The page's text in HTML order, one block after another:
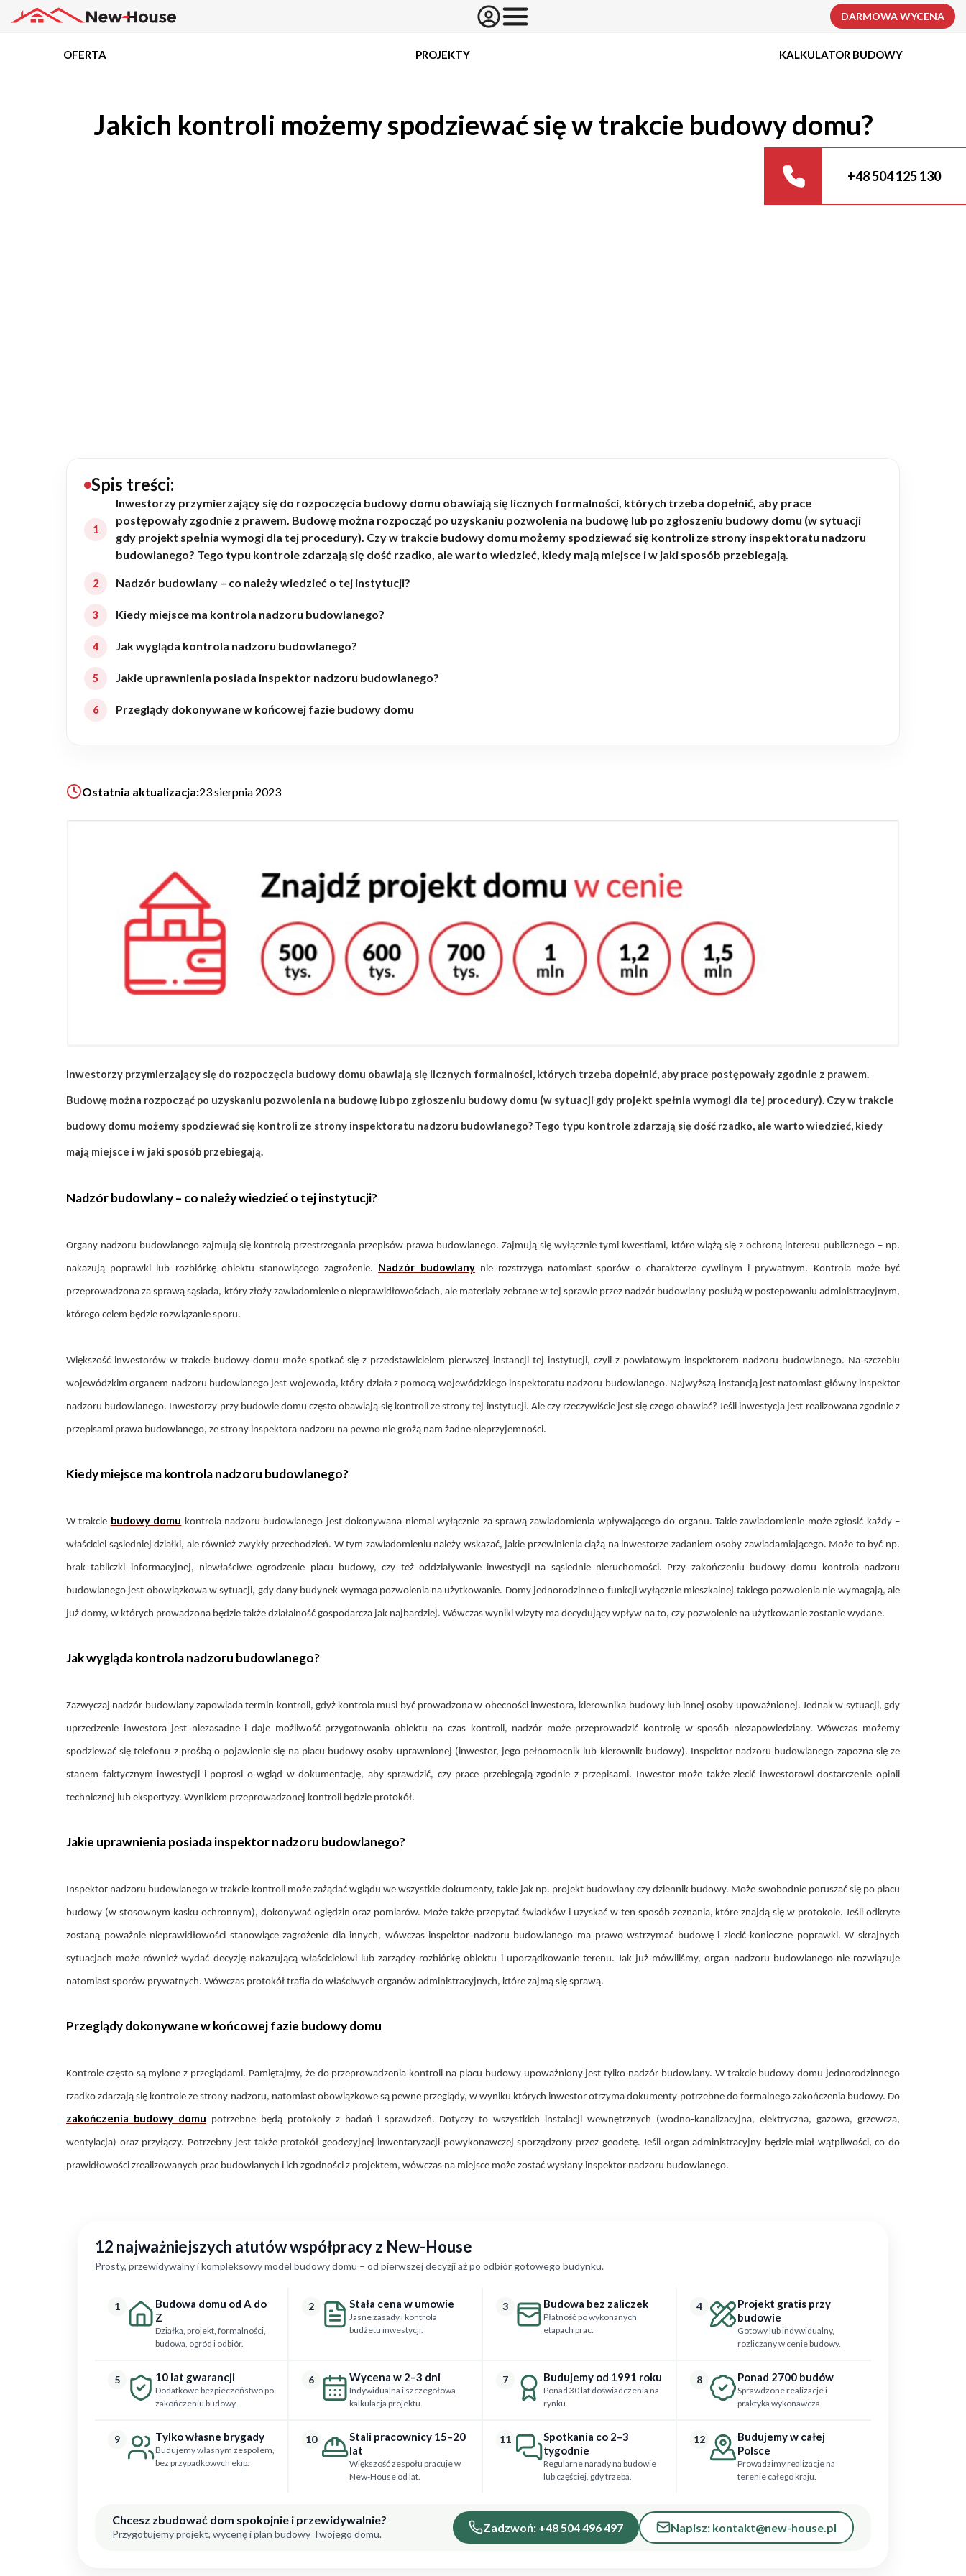
Rezydencje
Rozbudowa
Remonty
Budynki biurowe
Realizacje
Referencje
Ogrody
KALKULATOR BUDOWY
ZAPISZ SIĘ
DARMOWA WYCENA
OFERTA PROJEKTY KALKULATOR BUDOWY
Jakich kontroli możemy spodziewać się w trakcie budowy domu?
+48 504 125 130
Spis treści:
Inwestorzy przymierzający się do rozpoczęcia budowy domu obawiają się licznych formalności, których trzeba dopełnić, aby prace
postępowały zgodnie z prawem. Budowę można rozpocząć po uzyskaniu pozwolenia na budowę lub po zgłoszeniu budowy domu (w sytuacji
gdy projekt spełnia wymogi dla tej procedury). Czy w trakcie budowy domu możemy spodziewać się kontroli ze strony inspektoratu nadzoru
budowlanego? Tego typu kontrole zdarzają się dość rzadko, ale warto wiedzieć, kiedy mają miejsce i w jaki sposób przebiegają.
Nadzór budowlany – co należy wiedzieć o tej instytucji?
Kiedy miejsce ma kontrola nadzoru budowlanego?
Jak wygląda kontrola nadzoru budowlanego?
Jakie uprawnienia posiada inspektor nadzoru budowlanego?
Przeglądy dokonywane w końcowej fazie budowy domu
Ostatnia aktualizacja:23 sierpnia 2023
Inwestorzy przymierzający się do rozpoczęcia budowy domu obawiają się licznych formalności, których trzeba dopełnić, aby prace postępowały zgodnie z prawem.
Budowę można rozpocząć po uzyskaniu pozwolenia na budowę lub po zgłoszeniu budowy domu (w sytuacji gdy projekt spełnia wymogi dla tej procedury). Czy w trakcie
budowy domu możemy spodziewać się kontroli ze strony inspektoratu nadzoru budowlanego? Tego typu kontrole zdarzają się dość rzadko, ale warto wiedzieć, kiedy
mają miejsce i w jaki sposób przebiegają.
Nadzór budowlany – co należy wiedzieć o tej instytucji?
Organy nadzoru budowlanego zajmują się kontrolą przestrzegania przepisów prawa budowlanego. Zajmują się wyłącznie tymi kwestiami, które wiążą się z ochroną interesu publicznego – np.
nakazują poprawki lub rozbiórkę obiektu stanowiącego zagrożenie. Nadzór budowlanynie rozstrzyga natomiast sporów o charakterze cywilnym i prywatnym. Kontrola może być
przeprowadzona za sprawą sąsiada, który złoży zawiadomienie o nieprawidłowościach, ale materiały zebrane w tej sprawie przez nadzór budowlany posłużą w postepowaniu administracyjnym,
którego celem będzie rozwiązanie sporu.
Większość inwestorów w trakcie budowy domu może spotkać się z przedstawicielem pierwszej instancji tej instytucji, czyli z powiatowym inspektorem nadzoru budowlanego. Na szczeblu
wojewódzkim organem nadzoru budowlanego jest wojewoda, który działa z pomocą wojewódzkiego inspektoratu nadzoru budowlanego. Najwyższą instancją jest natomiast główny inspektor
nadzoru budowlanego. Inwestorzy przy budowie domu często obawiają się kontroli ze strony tej instytucji. Ale czy rzeczywiście jest się czego obawiać? Jeśli inwestycja jest realizowana zgodnie z
przepisami prawa budowlanego, ze strony inspektora nadzoru na pewno nie grożą nam żadne nieprzyjemności.
Kiedy miejsce ma kontrola nadzoru budowlanego?
W trakcie budowy domu kontrola nadzoru budowlanego jest dokonywana niemal wyłącznie za sprawą zawiadomienia wpływającego do organu. Takie zawiadomienie może zgłosić każdy –
właściciel sąsiedniej działki, ale również zwykły przechodzień. W tym zawiadomieniu należy wskazać, jakie przewinienia ciążą na inwestorze zadaniem osoby zawiadamiającego. Może to być np.
brak tabliczki informacyjnej, niewłaściwe ogrodzenie placu budowy, czy też oddziaływanie inwestycji na sąsiednie nieruchomości. Przy zakończeniu budowy domu kontrola nadzoru
budowlanego jest obowiązkowa w sytuacji, gdy dany budynek wymaga pozwolenia na użytkowanie. Domy jednorodzinne o funkcji wyłącznie mieszkalnej takiego pozwolenia nie wymagają, ale
już domy, w których prowadzona będzie także działalność gospodarcza jak najbardziej. Wówczas wyniki wizyty ma decydujący wpływ na to, czy pozwolenie na użytkowanie zostanie wydane.
Jak wygląda kontrola nadzoru budowlanego?
Zazwyczaj nadzór budowlany zapowiada termin kontroli, gdyż kontrola musi być prowadzona w obecności inwestora, kierownika budowy lub innej osoby upoważnionej. Jednak w sytuacji, gdy
uprzedzenie inwestora jest niezasadne i daje możliwość przygotowania obiektu na czas kontroli, nadzór może przeprowadzić kontrolę w sposób niezapowiedziany. Wówczas możemy
spodziewać się telefonu z prośbą o pojawienie się na placu budowy osoby uprawnionej (inwestor, jego pełnomocnik lub kierownik budowy). Inspektor nadzoru budowlanego zapozna się ze
stanem faktycznym inwestycji i poprosi o wgląd w dokumentację, aby sprawdzić, czy prace przebiegają zgodnie z przepisami. Inwestor może także zlecić inwestorowi dostarczenie opinii
technicznej lub ekspertyzy. Wynikiem przeprowadzonej kontroli będzie protokół.
Jakie uprawnienia posiada inspektor nadzoru budowlanego?
Inspektor nadzoru budowlanego w trakcie kontroli może zażądać wglądu we wszystkie dokumenty, takie jak np. projekt budowlany czy dziennik budowy. Może swobodnie poruszać się po placu
budowy (w stosownym kasku ochronnym), dokonywać oględzin oraz pomiarów. Może także przepytać świadków i uzyskać w ten sposób zeznania, które znajdą się w protokole. Jeśli odkryte
zostaną poważnie nieprawidłowości stanowiące zagrożenie dla innych, wówczas inspektor nadzoru budowlanego ma prawo wstrzymać budowę i zlecić konieczne poprawki. W skrajnych
sytuacjach może również wydać decyzję nakazującą właścicielowi lub zarządcy rozbiórkę obiektu i uporządkowanie terenu. Jak już mówiliśmy, organ nadzoru budowlanego nie rozwiązuje
natomiast sporów prywatnych. Wówczas protokół trafia do właściwych organów administracyjnych, które zajmą się sprawą.
Przeglądy dokonywane w końcowej fazie budowy domu
Kontrole często są mylone z przeglądami. Pamiętajmy, że do przeprowadzenia kontroli na placu budowy upoważniony jest tylko nadzór budowlany. W trakcie budowy domu jednorodzinnego
rzadko zdarzają się kontrole ze strony nadzoru, natomiast obowiązkowe są pewne przeglądy, w wyniku których inwestor otrzyma dokumenty potrzebne do formalnego zakończenia budowy. Do
zakończenia budowy domu potrzebne będą protokoły z badań i sprawdzeń. Dotyczy to wszystkich instalacji wewnętrznych (wodno-kanalizacyjna, elektryczna, gazowa, grzewcza,
wentylacja) oraz przyłączy. Potrzebny jest także protokół geodezyjnej inwentaryzacji powykonawczej sporządzony przez geodetę. Jeśli organ administracyjny będzie miał wątpliwości, co do
prawidłowości zrealizowanych prac budowlanych i ich zgodności z projektem, wówczas na miejsce może zostać wysłany inspektor nadzoru budowlanego.
12 najważniejszych atutów współpracy z New-House
Prosty, przewidywalny i kompleksowy model budowy domu – od pierwszej decyzji aż po odbiór gotowego budynku.
1
Budowa domu od A do
Z
Działka, projekt, formalności,
budowa, ogród i odbiór.
2 Stała cena w umowie
Jasne zasady i kontrola
budżetu inwestycji.
3 Budowa bez zaliczek
Płatność po wykonanych
etapach prac.
4
Projekt gratis przy
budowie
Gotowy lub indywidualny,
rozliczany w cenie budowy.
5 10 lat gwarancji
Dodatkowe bezpieczeństwo po
zakończeniu budowy.
6 Wycena w 2–3 dni
Indywidualna i szczegółowa
kalkulacja projektu.
7 Budujemy od 1991 roku
Ponad 30 lat doświadczenia na
rynku.
8 Ponad 2700 budów
Sprawdzone realizacje i
praktyka wykonawcza.
9 Tylko własne brygady
Budujemy własnym zespołem,
bez przypadkowych ekip.
10
Stali pracownicy 15–20
lat
Większość zespołu pracuje w
New-House od lat.
11
Spotkania co 2–3
tygodnie
Regularne narady na budowie
lub częściej, gdy trzeba.
12
Budujemy w całej
Polsce
Prowadzimy realizacje na
terenie całego kraju.
Chcesz zbudować dom spokojnie i przewidywalnie?
Przygotujemy projekt, wycenę i plan budowy Twojego domu. Zadzwoń: +48 504 496 497 Napisz: kontakt@new-house.pl